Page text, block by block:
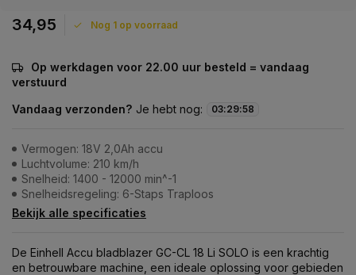
34,95 Nog 1 op voorraad
Op werkdagen voor 22.00 uur besteld = vandaag
verstuurd
Vandaag verzonden? Je hebt nog: 03:29:58
Vermogen: 18V 2,0Ah accu
Luchtvolume: 210 km/h
Snelheid: 1400 - 12000 min^-1
Snelheidsregeling: 6-Staps Traploos
Bekijk alle specificaties
De Einhell Accu bladblazer GC-CL 18 Li SOLO is een krachtig
en betrouwbare machine, een ideale oplossing voor gebieden